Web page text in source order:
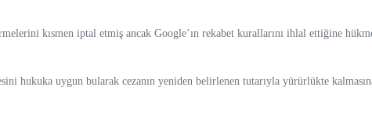
kısmen iptal etmiş ancak Google’ın rekabet kurallarını ihlal ettiğine
hukuka uygun bularak cezanın yeniden belirlenen tutarıyla yürürlükte